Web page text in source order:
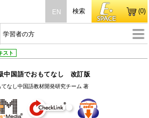
EN
学習者の方
検索 (0)
スト
中国語でおもてなし 改訂版
てなし中国語教材開発研究チーム 著